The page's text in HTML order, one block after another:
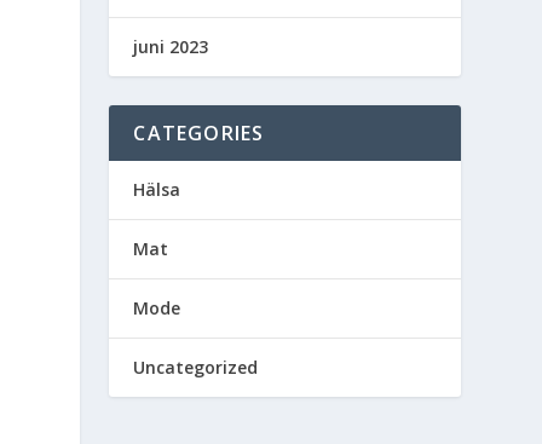
juni 2023
CATEGORIES
Hälsa
Mat
Mode
Uncategorized